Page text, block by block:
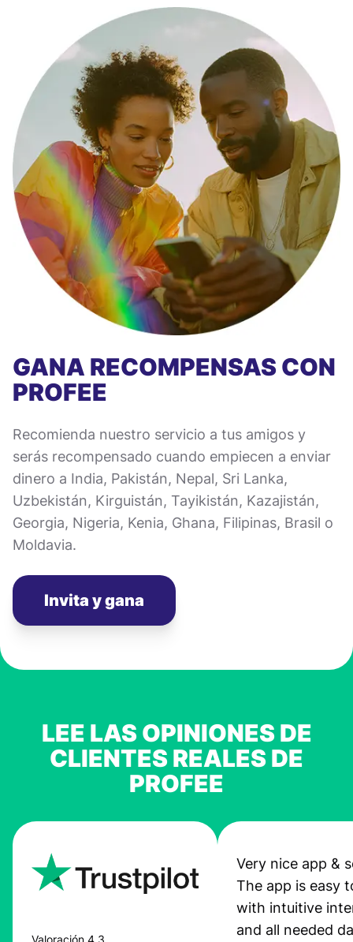
GANA RECOMPENSAS CON
PROFEE
Recomienda nuestro servicio a tus amigos y
serás recompensado cuando empiecen a enviar
dinero a India, Pakistán, Nepal, Sri Lanka,
Uzbekistán, Kirguistán, Tayikistán, Kazajistán,
Georgia, Nigeria, Kenia, Ghana, Filipinas, Brasil o
Moldavia.
Invita y gana
LEE LAS OPINIONES DE
CLIENTES REALES DE
PROFEE
Valoración 4,3
Very nice app &
The app is easy
with intuitive
and all needed